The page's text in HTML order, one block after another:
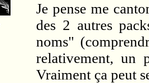
Je pense me
des 2 autres
noms"
relativement, un
Vraiment ça peut